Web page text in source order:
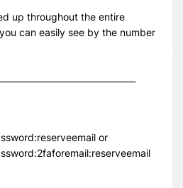
up throughout the entire
can easily see by the number
or